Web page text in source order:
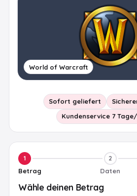
World of Warcraft
Sofort geliefert
Kundenservice 7
1
Betrag
2
Daten
Wähle deinen Betrag